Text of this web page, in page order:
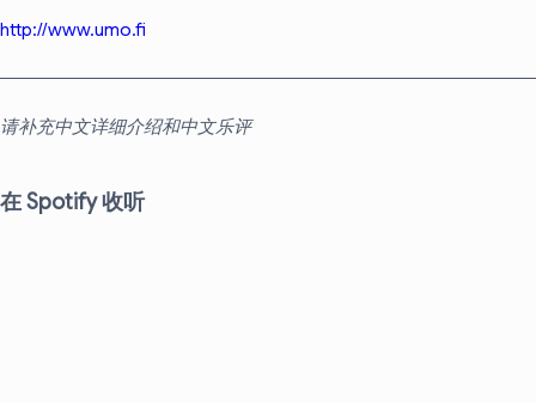
http://www.umo.fi
请补充中文详细介绍和中文乐评
在 Spotify 收听